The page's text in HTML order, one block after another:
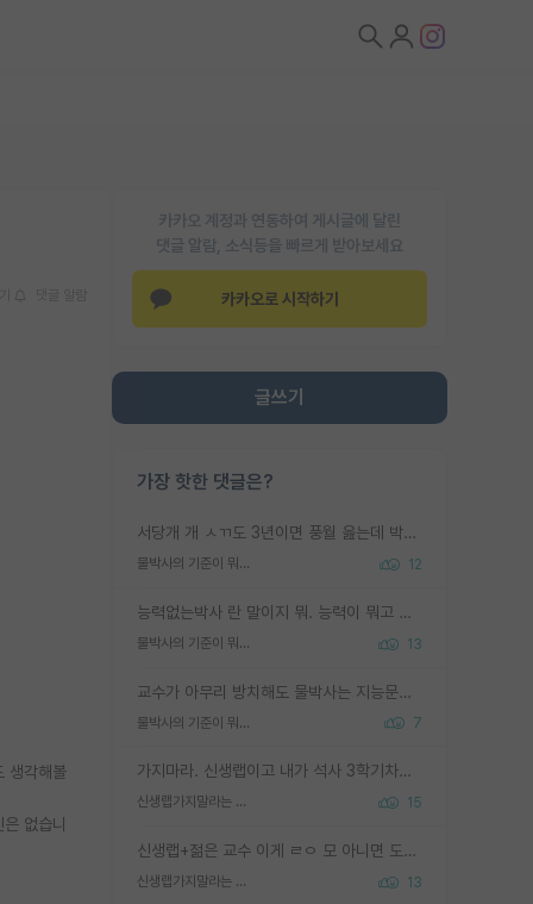
카카오 계정과 연동하여 게시글에 달린
댓글 알람, 소식등을 빠르게 받아보세요
카카오로 시작하기
글쓰기
가장 핫한 댓글은?
서당개 개 ㅅㄲ도 3년이면 풍월 읊는데 박사 5년 이상 대리고 있으면서 물된건 교수 탓 맞는ㄱ게 거기가 서당이 아니란 소리임
물박사의 기준이 뭐임? 12
능력없는박사 란 말이지 뭐. 능력이 뭐고 능력이 있다는게 뭔지는 사람마다 기준이 다르니까 얘기해봐야 서로 자기 기준만 얘기해서 논쟁이 끝이 안나고. 주위에서 능력있고 야심있는 신입생이 교수가 유의미한 피드백을 아예 안주면서 제대로된 과제에 참여해볼 기회도 제공하지 않고 잡일 뺑뺑이만 돌려서 맨날 단순작업만 하면서 밤새다가 눈빛이 점점 죽어가는걸 본 사람은 물박사는 교수탓이라고 하고, 교수는 이것저것 알려도 주고 기회도 주고 사수 동기 붙여주면서 어떻게든 끌고가려고 하는데 본인이 매일 뺀질거리면서 출근 하는둥마는둥 하다가 기껏 와서도 폰이나 쳐다보다가 실험 망치고 저녁약속있어서 먼저 가볼게요~ 하는걸 본 사람은 물박사는 본인탓이라고 함.
물박사의 기준이 뭐임? 13
교수가 아무리 방치해도 물박사는 지능문제고 본인 의지 문제임. 만물 교수탓 하는 애들이 이상한거임.
물박사의 기준이 뭐임? 7
가지마라. 신생랩이고 내가 석사 3학기차인데 최고참인데 나도 아무것도 모르는데 교수가 후배들 왜 논문 교육 안시키냐. 논문 왜 안 써오냐 닦달한다
신생랩가지말라는 이유가 있었구나 15
신생랩+젊은 교수 이게 ㄹㅇ 모 아니면 도인듯.
신생랩가지말라는 이유가 있었구나 13
생각해볼
없습니